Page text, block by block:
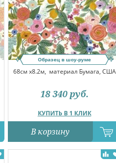
Образец в шоу-руме
68см x8.2м, материал Бумага, США
КУПИТЬ В 1 КЛИК
18 340 руб.
В корзину